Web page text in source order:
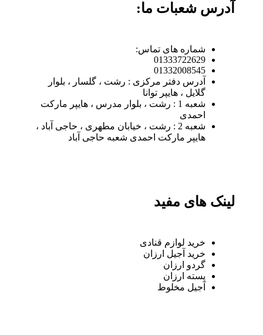
آدرس شعبات ما:
شماره های تماس:
01333722629
01332008545
آدرس دفتر مرکزی : رشت ، گلسار ، بلوار
گلایل ، هایپر توانا
شعبه 1 : رشت ، بلوار مدرس ، هایپر مارکت
احمدی
شعبه 2 : رشت ، خیابان مطهری ، حاجی آباد ،
هایپر مارکت احمدی شعبه حاجی آباد
لینک های مفید
خرید لوازم قنادی
خرید آجیل ارزان
گردو ارزان
پسته ارزان
آجیل مخلوط